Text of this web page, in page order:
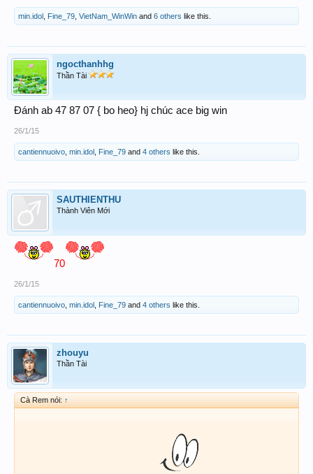
min.idol Fine_79 VietNam_WinWin and 6 others like this.
ngocthanhhg
Thần Tài
Đánh ab 47 87 07 { bo heo} hj chúc ace big win
26/1/15
cantiennuoivo min.idol Fine_79 and 4 others like this.
SAUTHIENTHU
Thành Viên Mới
70
26/1/15
cantiennuoivo min.idol Fine_79 and 4 others like this.
zhouyu
Thần Tài
Cà Rem nói: ↑